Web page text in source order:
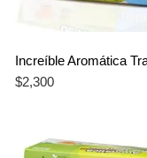
$2,300